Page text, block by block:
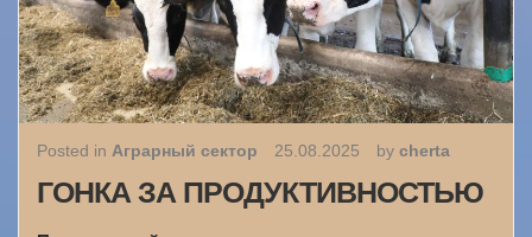
Posted in Аграрный сектор 25.08.2025 by cherta
ГОНКА ЗА ПРОДУКТИВНОСТЬЮ